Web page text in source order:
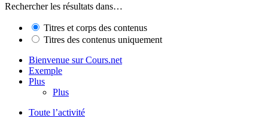
Rechercher les résultats dans…
Titres et corps des contenus
Titres des contenus uniquement
Bienvenue sur Cours.net
Exemple
Plus
Plus
Toute l’activité